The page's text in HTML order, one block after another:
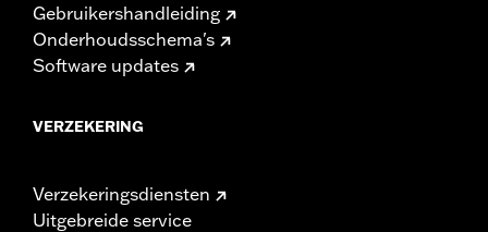
Gebruikershandleiding
Onderhoudsschema's
Software updates
VERZEKERING
Verzekeringsdiensten
Uitgebreide service